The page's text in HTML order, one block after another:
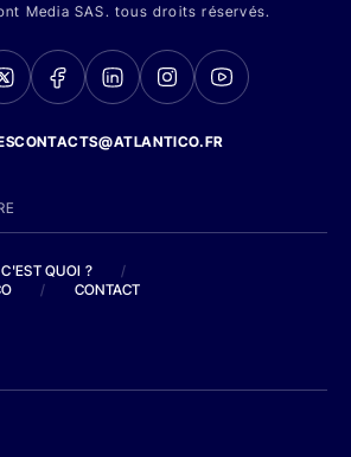
Media SAS. tous droits réservés.
QUOI ?
/
/ CONTACT